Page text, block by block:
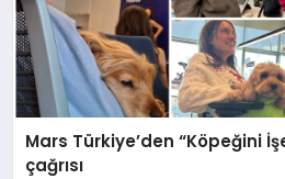
Mars Türkiye’den “Köpeğini
çağrısı